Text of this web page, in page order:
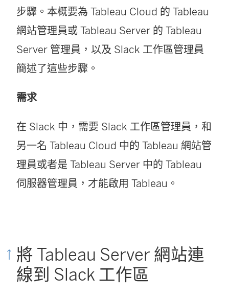
步驟。本概要為 Tableau Cloud 的 Tableau
網站管理員或 Tableau Server 的 Tableau
Server 管理員，以及 Slack 工作區管理員
簡述了這些步驟。
需求
在 Slack 中，需要 Slack 工作區管理員，和
另一名 Tableau Cloud 中的 Tableau 網站管
理員或者是 Tableau Server 中的 Tableau
伺服器管理員，才能啟用 Tableau。
將 Tableau Server 網站連
線到 Slack 工作區